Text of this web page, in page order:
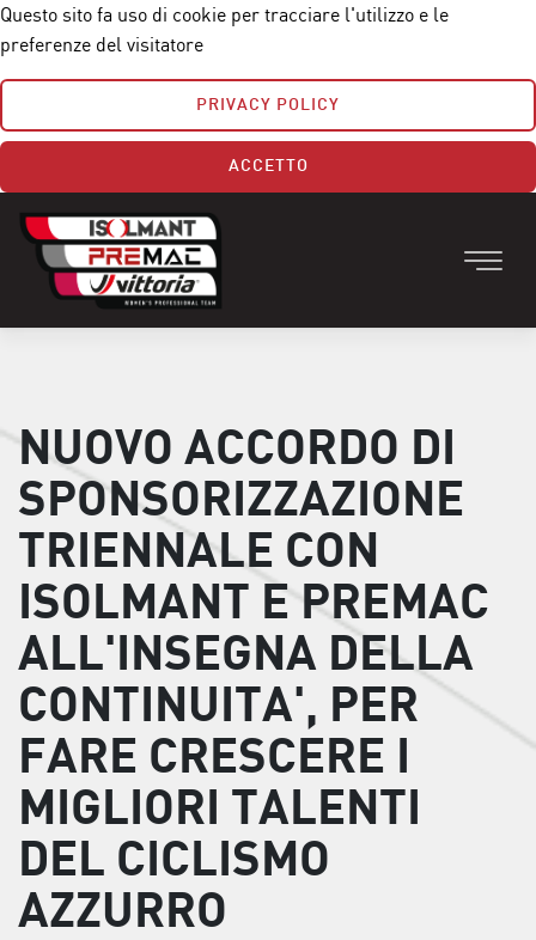
Questo sito fa uso di cookie per tracciare l'utilizzo e le
preferenze del visitatore
PRIVACY POLICY
ACCETTO
NUOVO ACCORDO DI
SPONSORIZZAZIONE
TRIENNALE CON
ISOLMANT E PREMAC
ALL'INSEGNA DELLA
CONTINUITA', PER
FARE CRESCERE I
MIGLIORI TALENTI
DEL CICLISMO
AZZURRO